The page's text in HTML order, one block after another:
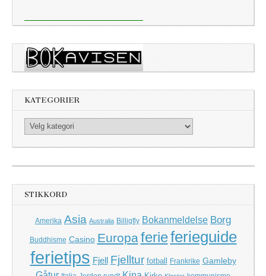
KATEGORIER
Kategorier
STIKKORD
Amerika Asia Australia Billigfly Bokanmeldelse Borg
Buddhisme Casino Europaferieferieguide
ferietips Fjell Fjelltur fotball Frankrike Gamleby